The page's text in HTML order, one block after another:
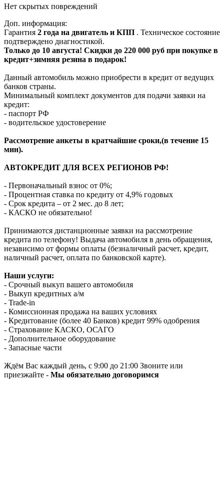
Нет скрытых повреждений
Доп. информация:
Гарантия 2 года на двигатель и КПП . Техническое состояние
подтверждено диагностикой.
Только до 10 августа! Скидки до 220 000 руб при покупке в
кредит+зимняя резина в подарок!
Данный автомобиль можно приобрести в кредит от ведущих
банков страны.
Минимальный комплект документов для подачи заявки на
кредит:
- паспорт РФ
- водительское удостоверение
Рассмотрение анкеты в кратчайшие сроки,(в течение 15
мин).
АВТОКРЕДИТ ДЛЯ ВСЕХ РЕГИОНОВ РФ!
- Первоначальный взнос от 0%;
- Процентная ставка по кредиту от 4,9% годовых
- Срок кредита – от 2 мес. до 8 лет;
- КАСКО не обязательно!
Принимаются дистанционные заявки на рассмотрение
кредита по телефону! Выдача автомобиля в день обращения,
независимо от формы оплаты (безналичный расчет, кредит,
наличный расчет, оплата по банковской карте).
Наши услуги:
- Срочный выкуп вашего автомобиля
- Выкуп кредитных а/м
- Trade-in
- Комиссионная продажа на ваших условиях
- Кредитование (более 40 Банков) кредит 99% одобрения
- Страхование КАСКО, ОСАГО
- Дополнительное оборудование
- Запасные части
Ждём Вас каждый день, с 9:00 до 21:00 Звоните или
приезжайте - Мы обязательно договоримся